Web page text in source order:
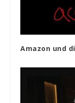
Amazon und